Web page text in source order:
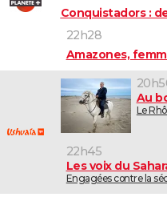
Conquistadors :
22h28
Amazones,
Au
Le
22h45
Les voix du
Engagées contre la